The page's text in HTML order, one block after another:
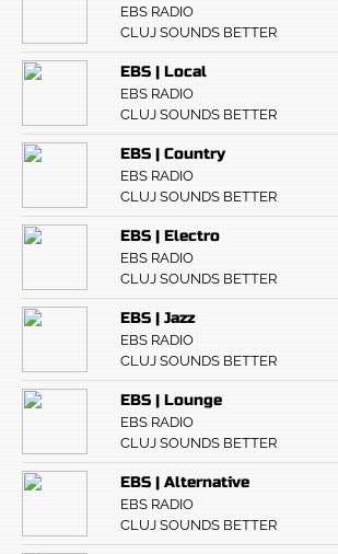
EBS RADIO
CLUJ SOUNDS BETTER
EBS | Local
EBS RADIO
CLUJ SOUNDS BETTER
EBS | Country
EBS RADIO
CLUJ SOUNDS BETTER
EBS | Electro
EBS RADIO
CLUJ SOUNDS BETTER
EBS | Jazz
EBS RADIO
CLUJ SOUNDS BETTER
EBS | Lounge
EBS RADIO
CLUJ SOUNDS BETTER
EBS | Alternative
EBS RADIO
CLUJ SOUNDS BETTER